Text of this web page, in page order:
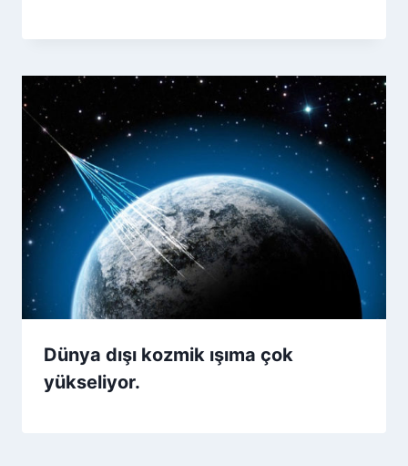
Dünya dışı kozmik ışıma çok
yükseliyor.